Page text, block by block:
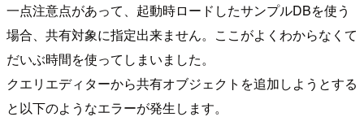
一点注意点があって、起動時ロードしたサンプルDBを使う
場合、共有対象に指定出来ません。ここがよくわからなくて
だいぶ時間を使ってしまいました。
クエリエディターから共有オブジェクトを追加しようとする
と以下のようなエラーが発生します。